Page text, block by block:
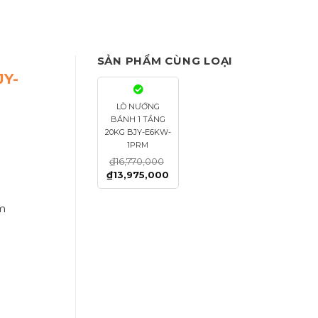
SẢN PHẨM CÙNG LOẠI
LÒ NƯỚNG
BÁNH 1 TẦNG
20KG BJY-E6KW-
1PRM
₫16,770,000
₫13,975,000